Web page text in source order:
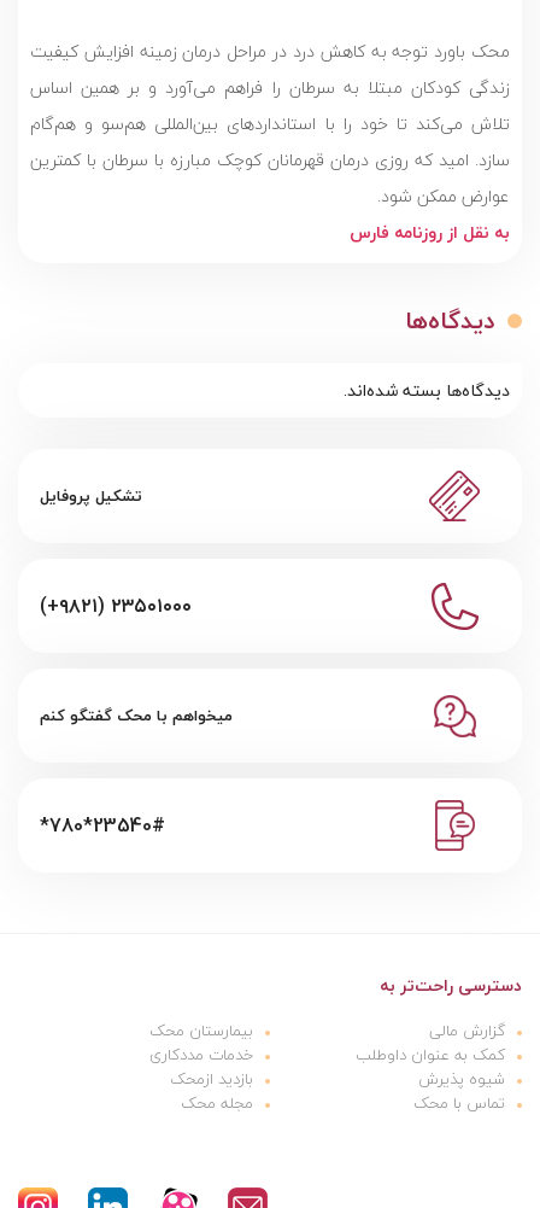
محک باورد توجه به کاهش درد در مراحل درمان زمینه افزایش کیفیت
زندگی کودکان مبتلا به سرطان را فراهم می‌آورد و بر همین اساس
تلاش می‌کند تا خود را با استانداردهای بین‌المللی هم‌سو و هم‌گام
سازد. امید که روزی درمان قهرمانان کوچک مبارزه با سرطان با کمترین
عوارض ممکن شود.
به نقل از روزنامه فارس
دیدگاه‌ها
دیدگاه‌ها بسته شده‌اند.
تشکیل پروفایل
(+۹۸۲۱) ۲۳۵۰۱۰۰۰
میخواهم با محک گفتگو کنم
*780*23540#
دسترسی راحت‌تر به
گزارش مالی
بیمارستان محک
کمک به عنوان داوطلب
خدمات مددکاری
شیوه پذیرش
بازدید ازمحک
تماس با محک
مجله محک